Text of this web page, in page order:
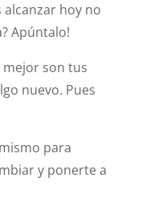
alcanzar hoy no
Apúntalo!
mejor son tus
nuevo. Pues
para
y ponerte a